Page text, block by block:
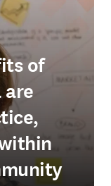
of
are